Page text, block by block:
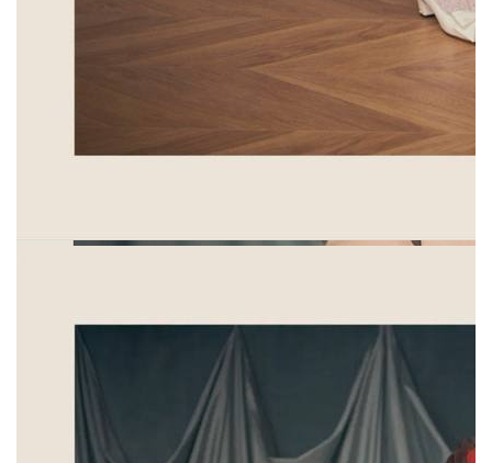
ориентированы на молодую аудиторию,
наоборот, современные силуэты
переплетаются с ретро-элементами.
Расклешенные кейпы, блузки с оборками,
костюмы-клеш. Все это носил бы в 70-х
и сам Гаравани. Коллекция получила